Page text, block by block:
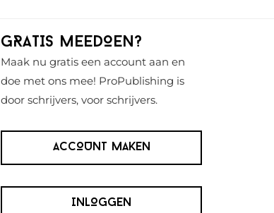
Primaire
Sidebar
GRATIS MEEDOEN?
Maak nu gratis een account aan en
doe met ons mee! ProPublishing is
door schrijvers, voor schrijvers.
ACCOUNT MAKEN
INLOGGEN